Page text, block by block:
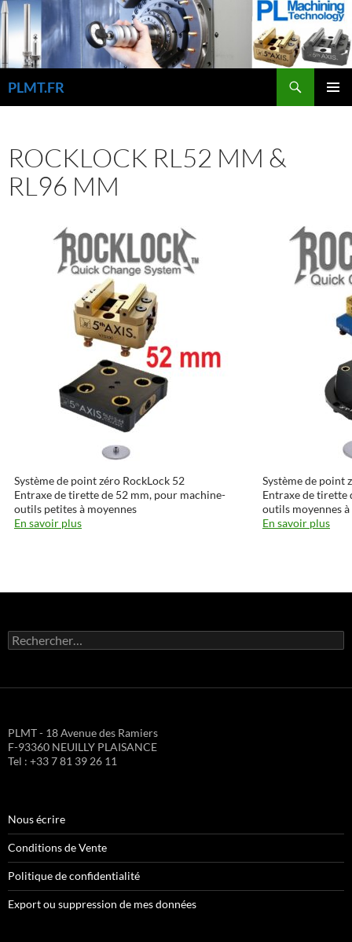
Aller
au
contenu
PLMT.FR
ROCKLOCK RL52 MM &
RL96 MM
Système de point zéro RockLock 52
Entraxe de tirette de 52 mm, pour machine-
outils petites à moyennes
En savoir plus
Système de point
Entraxe de tirette
outils moyennes à
En savoir plus
Rechercher :
PLMT - 18 Avenue des Ramiers
F-93360 NEUILLY PLAISANCE
Tel : +33 7 81 39 26 11
Nous écrire
Conditions de Vente
Politique de confidentialité
Export ou suppression de mes données